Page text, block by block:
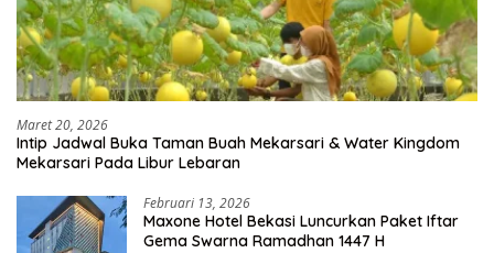
Maret 20, 2026
Intip Jadwal Buka Taman Buah Mekarsari & Water Kingdom
Mekarsari Pada Libur Lebaran
Februari 13, 2026
Maxone Hotel Bekasi Luncurkan Paket Iftar
Gema Swarna Ramadhan 1447 H